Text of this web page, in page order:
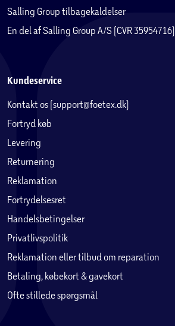
Salling Group tilbagekaldelser
En del af Salling Group A/S (CVR 35954716)
Kundeservice
Kontakt os (support@foetex.dk)
Fortryd køb
Levering
Returnering
Reklamation
Fortrydelsesret
Handelsbetingelser
Privatlivspolitik
Reklamation eller tilbud om reparation
Betaling, købekort & gavekort
Ofte stillede spørgsmål